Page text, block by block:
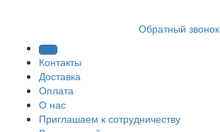
Обратный звонок
Контакты
Доставка
Оплата
О нас
Приглашаем к сотрудничеству